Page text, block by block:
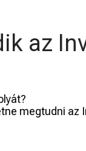
az
megtudni az